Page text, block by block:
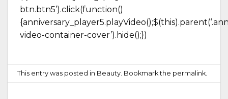
btn.btn5’).click(function()
video-container-cover’).hide();})
This entry was posted in Beauty . Bookmark the permalink